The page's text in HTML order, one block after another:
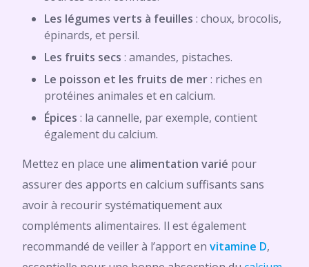
Les légumes verts à feuilles : choux, brocolis,
épinards, et persil.
Les fruits secs : amandes, pistaches.
Le poisson et les fruits de mer: riches en
protéines animales et en calcium.
Épices : la cannelle, par exemple, contient
également du calcium.
Mettez en place une alimentation varié pour
assurer des apports en calcium suffisants sans
avoir à recourir systématiquement aux
compléments alimentaires. Il est également
recommandé de veiller à l’apport en vitamine D,